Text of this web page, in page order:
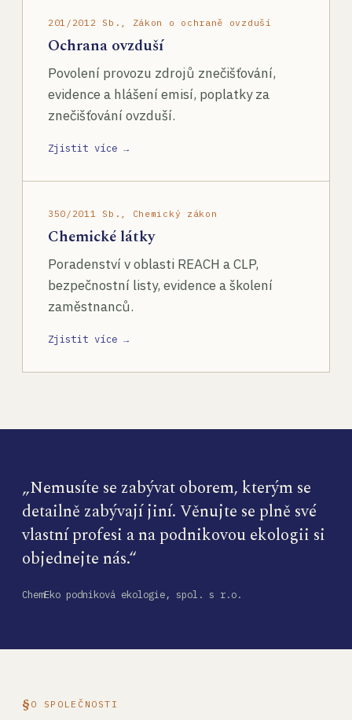
201/2012 Sb., Zákon o ochraně ovzduší
Ochrana ovzduší
Povolení provozu zdrojů znečišťování,
evidence a hlášení emisí, poplatky za
znečišťování ovzduší.
Zjistit více →
350/2011 Sb., Chemický zákon
Chemické látky
Poradenství v oblasti REACH a CLP,
bezpečnostní listy, evidence a školení
zaměstnanců.
Zjistit více →
„Nemusíte se zabývat oborem, kterým se
detailně zabývají jiní. Věnujte se plně své
vlastní profesi a na podnikovou ekologii si
objednejte nás.“
ChemEko podniková ekologie, spol. s r.o.
O SPOLEČNOSTI